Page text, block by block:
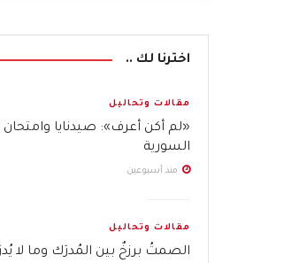
اخترنا لك ..
مقالات وتحاليل
«لم أكن أعرف»: صيدنايا
السورية
منذ أسبوعين
مقالات وتحاليل
الصمتُ برزخٌ بين المُدرَك وما لا